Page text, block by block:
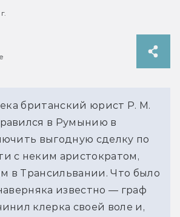
британский юрист Р. М.
в Румынию в
выгодную сделку по
с неким аристократом,
в Трансильвании. Что было
известно — граф
клерка своей воле и,